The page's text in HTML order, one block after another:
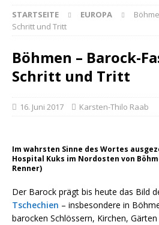
STARTSEITE EUROPA
Schritt und Tritt
Böhmen – Barock-
Schritt und Tritt
16. Juni 2017 Karsten-Thilo Raab
Im wahrsten Sinne des Wortes
Hospital Kuks im Nordosten von
Renner)
Der Barock prägt bis heute das Bild
Tschechien – insbesondere in
barocken Schlössern, Kirchen,